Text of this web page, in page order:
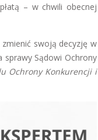
– w chwili obecnej
zmienić swoją decyzję w
sprawy Sądowi Ochrony
Ochrony Konkurencji i